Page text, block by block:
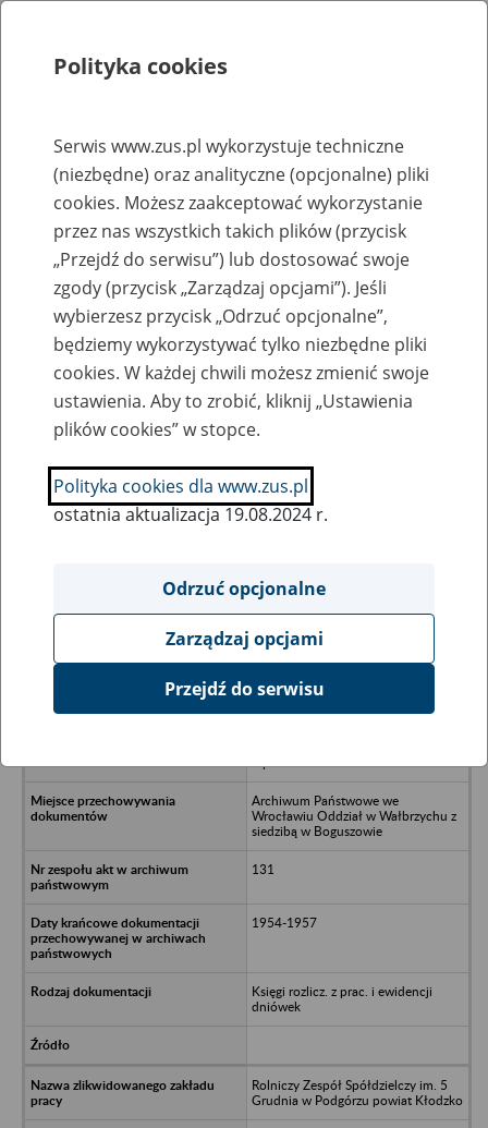
Rejestry, ewidencje i archiwa
Baza zlikwidowanych lub
przekształconych zakładów pracy
Nazwa zakładu pracy:
SZUKAJ
Ukryj wszystkie pozycje bazy
Rolniczy Zespół Spółdzielczy im. II
Archiwum Państwowe we
Wrocławiu Oddział w Wałbrzychu z
siedzibą w Boguszowie
131
1954-1957
Księgi rozlicz. z prac. i ewidencji
dniówek
Rolniczy Zespół Spółdzielczy im. 5
Grudnia w Podgórzu powiat Kłodzko
Polityka cookies
Serwis www.zus.pl wykorzystuje techniczne
(niezbędne) oraz analityczne (opcjonalne) pliki
cookies. Możesz zaakceptować wykorzystanie
przez nas wszystkich takich plików (przycisk
„Przejdź do serwisu”) lub dostosować swoje
zgody (przycisk „Zarządzaj opcjami”). Jeśli
wybierzesz przycisk „Odrzuć opcjonalne”,
będziemy wykorzystywać tylko niezbędne pliki
cookies. W każdej chwili możesz zmienić swoje
ustawienia. Aby to zrobić, kliknij „Ustawienia
plików cookies” w stopce.
Polityka cookies dla www.zus.pl
ostatnia aktualizacja 19.08.2024 r.
Odrzuć opcjonalne
Zarządzaj opcjami
Przejdź do serwisu